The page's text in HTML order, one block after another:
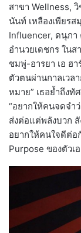
สาขา Wellness,
นันท์ เหลืองเพียร
Influencer, ดนุภา
อำนวยเดชกร ใน
ชมพู่-อารยา เอ ฮา
ตัวตนผ่านกาลเวล
หมาย” เธอย้ำถึงทั
“อยากให้คนจดจำว่
ส่งต่อแต่พลังบวก
อยากให้คนใจดีต่
Purpose ของตัวเอ